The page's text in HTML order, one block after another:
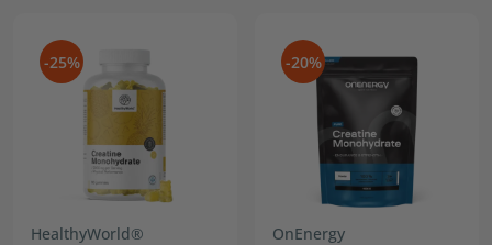
-25%
HealthyWorld®
-20%
OnEnergy